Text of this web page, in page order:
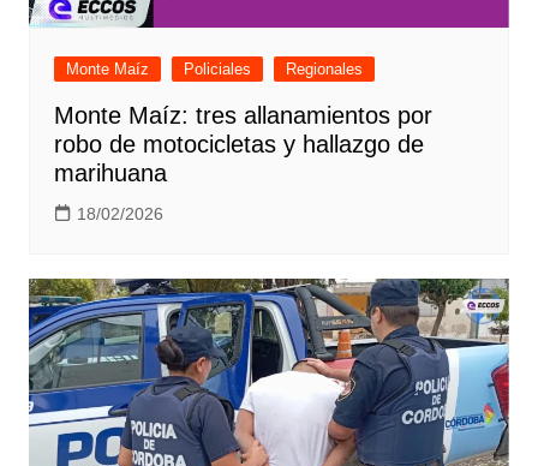
Monte Maíz Policiales Regionales
Monte Maíz: tres allanamientos por
robo de motocicletas y hallazgo de
marihuana
18/02/2026